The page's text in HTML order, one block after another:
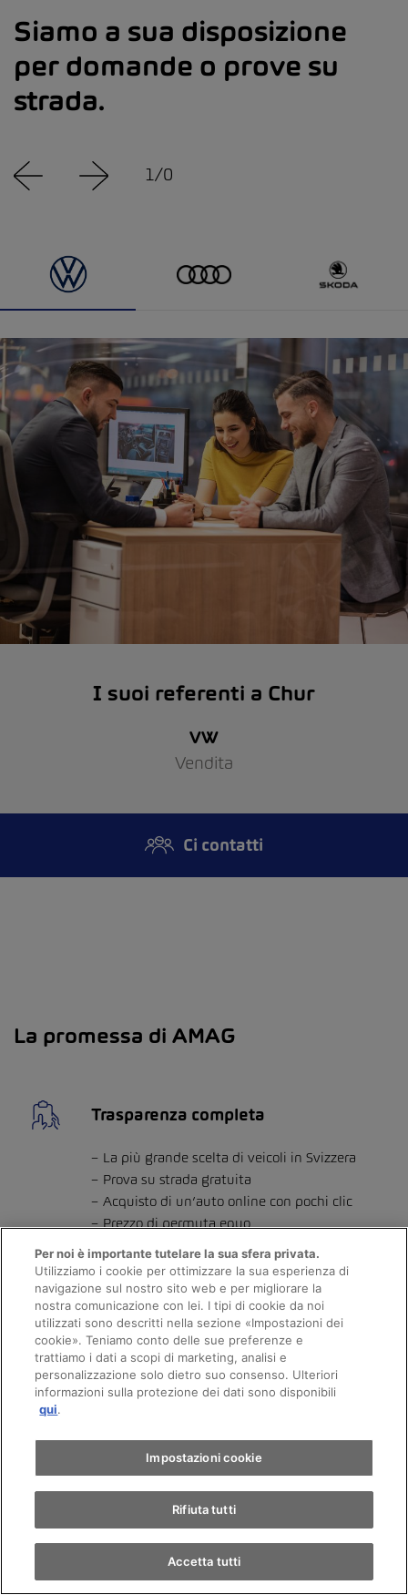
Siamo a sua disposizione
per domande o prove su
strada.
1/0
I suoi referenti a Chur
VW
Vendita
Ci contatti
La promessa di AMAG
Trasparenza completa
La più grande scelta di veicoli in Svizzera
Prova su strada gratuita
Acquisto di un’auto online con pochi clic
Prezzo di permuta equo
Più sicurezza
Diritto di scambio di 15 giorni sulle auto
d’occasione
Controllo qualità
Il servizio migliore
Soccorso stradale 24h
Eccellente qualità di servizio
Finanziamento attraente
Appuntamento
Giro di prova
Trova un'auto
Per noi è importante tutelare la sua sfera privata.
Utilizziamo i cookie per ottimizzare la sua esperienza di
navigazione sul nostro sito web e per migliorare la
nostra comunicazione con lei. I tipi di cookie da noi
utilizzati sono descritti nella sezione «Impostazioni dei
cookie». Teniamo conto delle sue preferenze e
trattiamo i dati a scopi di marketing, analisi e
personalizzazione solo dietro suo consenso. Ulteriori
informazioni sulla protezione dei dati sono disponibili
qui.
Impostazioni cookie
Rifiuta tutti
Accetta tutti